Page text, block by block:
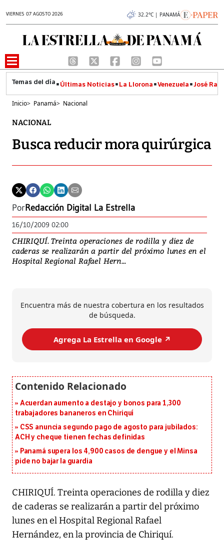
VIERNES 07 AGOSTO 2026 32.2°C | PANAMÁ
Últimas Noticias La Llorona Venezuela José
Inicio> Panamá> Nacional
NACIONAL
Busca reducir mora quirúrgica
PorRedacción Digital La Estrella
16/10/2009 02:00
CHIRIQUÍ. Treinta operaciones de rodilla y diez de
caderas se realizarán a partir del próximo lunes en el
Hospital Regional Rafael Hern...
Encuentra más de nuestra cobertura en los resultados
de búsqueda.
Agrega La Estrella en Google ↗️
Acuerdan aumento a destajo y bonos para 1,300
trabajadores bananeros en Chiriquí
CSS anuncia segundo pago de agosto para jubilados:
ACH y cheque tienen fechas definidas
Panamá supera los 4,900 casos de dengue y el Minsa
pide no bajar la guardia
CHIRIQUÍ. Treinta operaciones de rodilla y diez
de caderas se realizarán a partir del próximo
lunes en el Hospital Regional Rafael
Hernández, en la provincia de Chiriquí.